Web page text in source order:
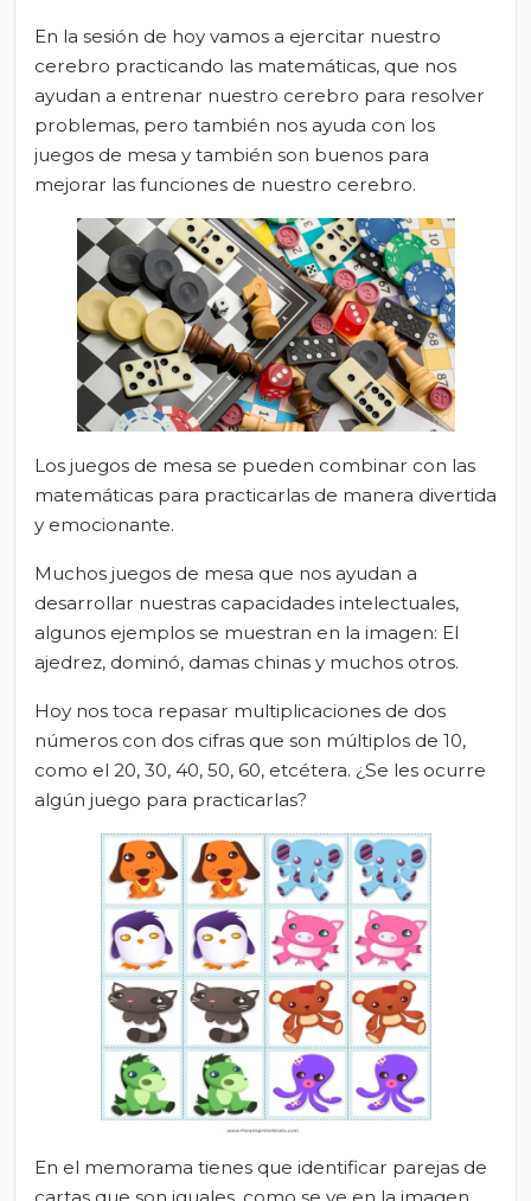
En la sesión de hoy vamos a ejercitar nuestro
cerebro practicando las matemáticas, que nos
ayudan a entrenar nuestro cerebro para resolver
problemas, pero también nos ayuda con los
juegos de mesa y también son buenos para
mejorar las funciones de nuestro cerebro.
Los juegos de mesa se pueden combinar con las
matemáticas para practicarlas de manera divertida
y emocionante.
Muchos juegos de mesa que nos ayudan a
desarrollar nuestras capacidades intelectuales,
algunos ejemplos se muestran en la imagen: El
ajedrez, dominó, damas chinas y muchos otros.
Hoy nos toca repasar multiplicaciones de dos
números con dos cifras que son múltiplos de 10,
como el 20, 30, 40, 50, 60, etcétera. ¿Se les ocurre
algún juego para practicarlas?
En el memorama tienes que identificar parejas de